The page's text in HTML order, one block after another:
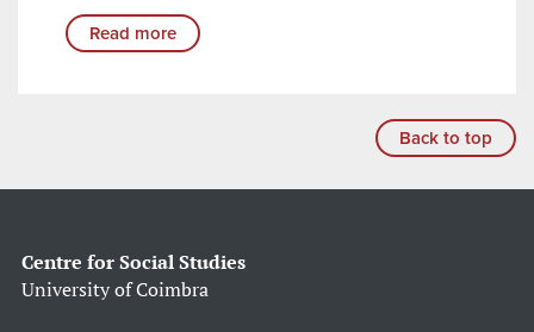
Read more
Back to top
Centre for Social Studies
University of Coimbra